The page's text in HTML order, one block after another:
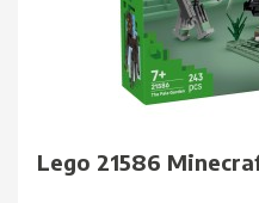
Lego 21586